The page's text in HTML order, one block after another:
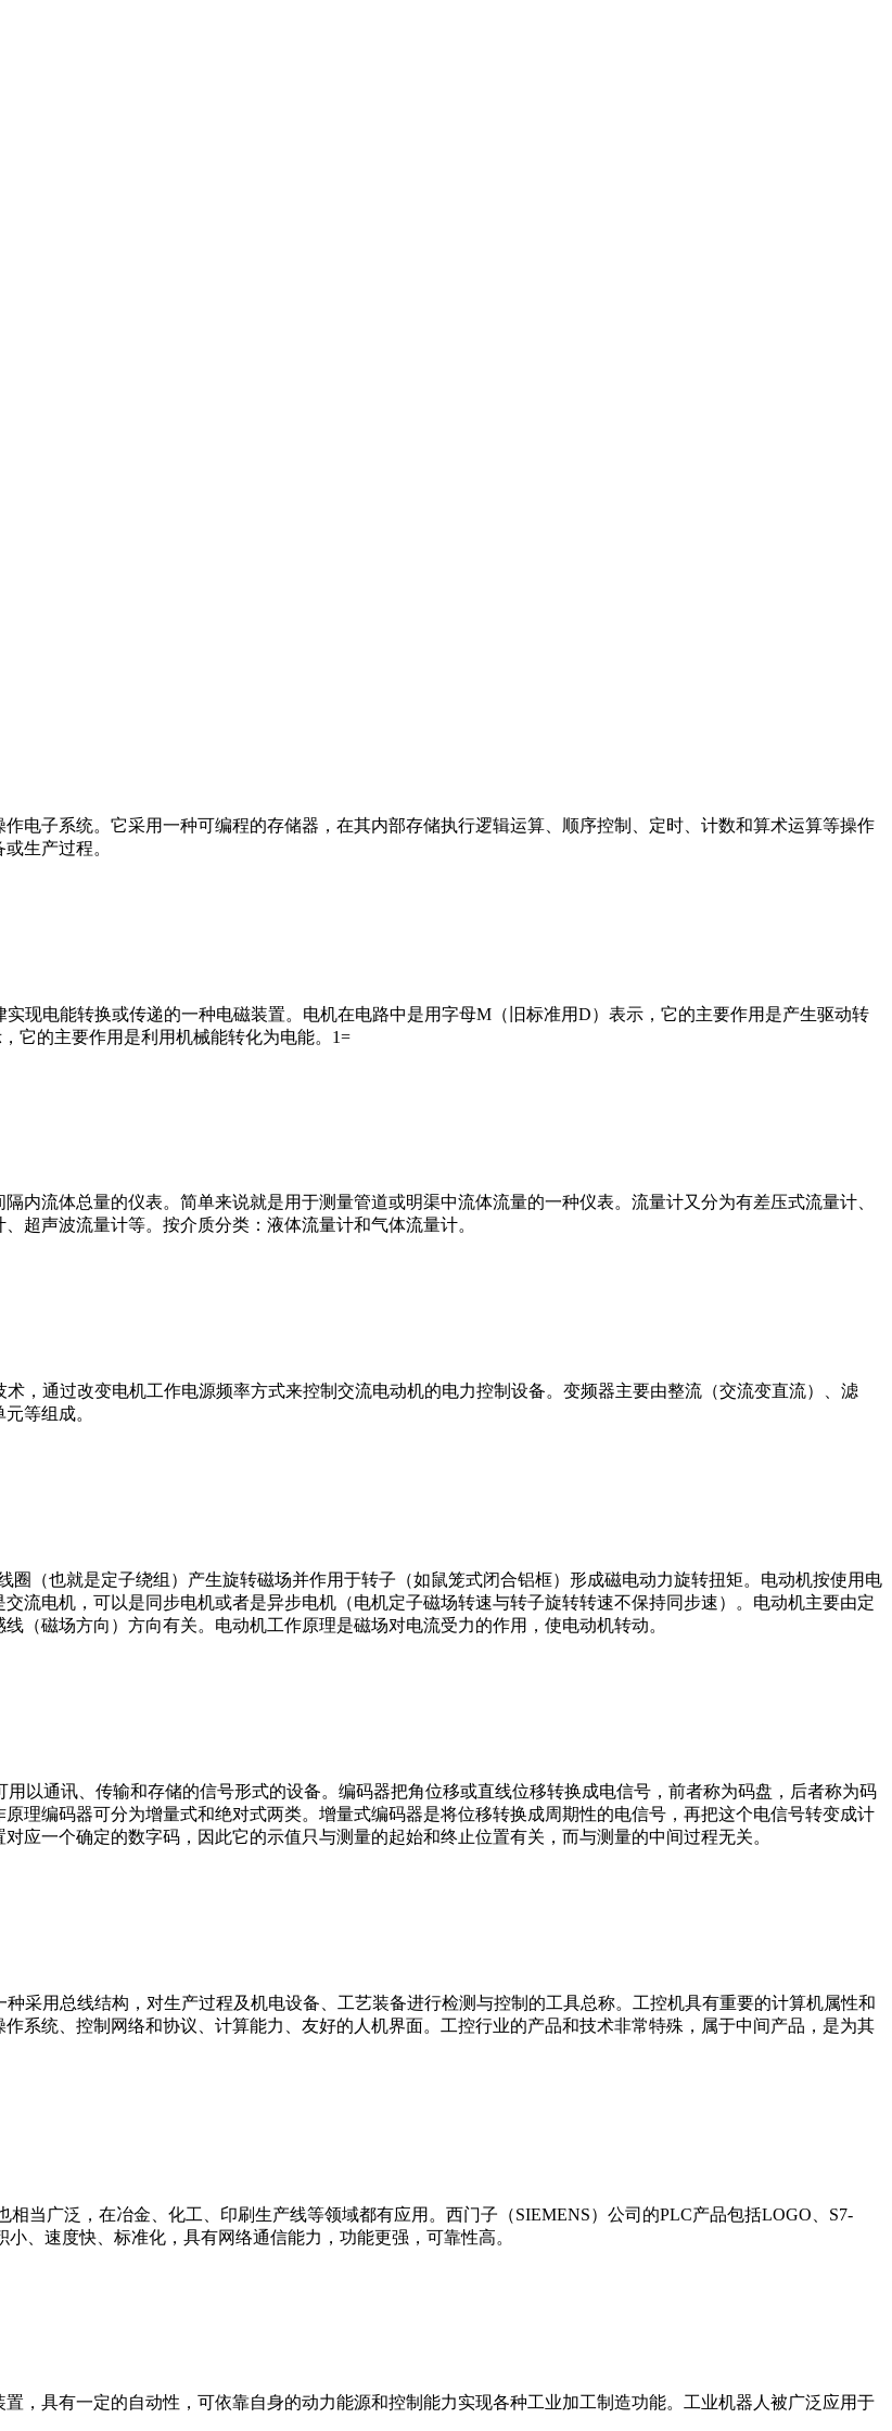
电子系统。它采用一种可编程的存储器，在其内部存储执行逻辑运算、顺序控制、定时、计数和算术运算等操作
生产过程。
实现电能转换或传递的一种电磁装置。电机在电路中是用字母M（旧标准用D）表示，它的主要作用是产生驱动转
它的主要作用是利用机械能转化为电能。1=
内流体总量的仪表。简单来说就是用于测量管道或明渠中流体流量的一种仪表。流量计又分为有差压式流量计、
超声波流量计等。按介质分类：液体流量计和气体流量计。
术，通过改变电机工作电源频率方式来控制交流电动机的电力控制设备。变频器主要由整流（交流变直流）、滤
等组成。
圈（也就是定子绕组）产生旋转磁场并作用于转子（如鼠笼式闭合铝框）形成磁电动力旋转扭矩。电动机按使用电
流电机，可以是同步电机或者是异步电机（电机定子磁场转速与转子旋转转速不保持同步速）。电动机主要由定
（磁场方向）方向有关。电动机工作原理是磁场对电流受力的作用，使电动机转动。
以通讯、传输和存储的信号形式的设备。编码器把角位移或直线位移转换成电信号，前者称为码盘，后者称为码
理编码器可分为增量式和绝对式两类。增量式编码器是将位移转换成周期性的电信号，再把这个电信号转变成计
应一个确定的数字码，因此它的示值只与测量的起始和终止位置有关，而与测量的中间过程无关。
种采用总线结构，对生产过程及机电设备、工艺装备进行检测与控制的工具总称。工控机具有重要的计算机属性和
系统、控制网络和协议、计算能力、友好的人机界面。工控行业的产品和技术非常特殊，属于中间产品，是为其
当广泛，在冶金、化工、印刷生产线等领域都有应用。西门子（SIEMENS）公司的PLC产品包括LOGO、S7-
小、速度快、标准化，具有网络通信能力，功能更强，可靠性高。
，具有一定的自动性，可依靠自身的动力能源和控制能力实现各种工业加工制造功能。工业机器人被广泛应用于